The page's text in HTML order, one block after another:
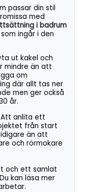
passar din stil
med
i badrum
ingår i den
ut kakel och
mindre än att
om
där allt tas ner
men ger också
år.
Att anlita ett
från start
än att
och rörmokare
och ett samlat
kan läsa mer